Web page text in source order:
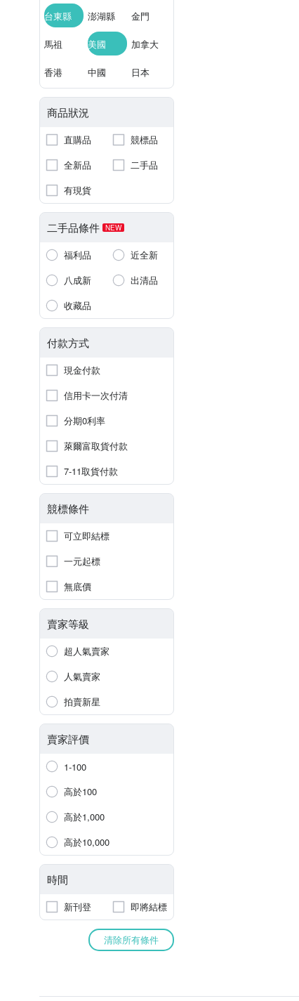
台東縣 澎湖縣 金門
馬祖 美國 加拿大
香港 中國 日本
商品狀況
直購品
競標品
全新品
二手品
有現貨
二手品條件 NEW
福利品
近全新
八成新
出清品
收藏品
付款方式
現金付款
信用卡一次付清
分期0利率
萊爾富取貨付款
7-11取貨付款
競標條件
可立即結標
一元起標
無底價
賣家等級
超人氣賣家
人氣賣家
拍賣新星
賣家評價
1-100
高於100
高於1,000
高於10,000
時間
新刊登 即將結標
清除所有條件